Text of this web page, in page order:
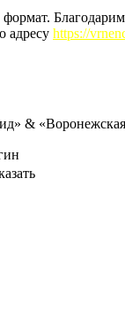
адресу https://
&